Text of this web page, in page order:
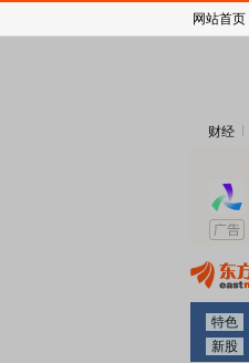
财经
特色
新股
网站首页